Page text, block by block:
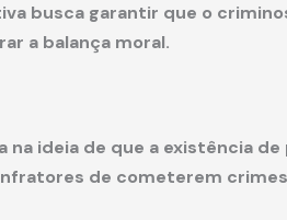
busca garantir que o
a balança moral.
ideia de que a existência de
de cometerem